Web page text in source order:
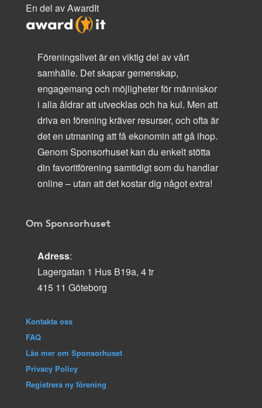
En del av AwardIt
Föreningslivet är en viktig del av vårt
samhälle. Det skapar gemenskap,
engagemang och möjligheter för människor
i alla åldrar att utvecklas och ha kul. Men att
driva en förening kräver resurser, och ofta är
det en utmaning att få ekonomin att gå ihop.
Genom Sponsorhuset kan du enkelt stötta
din favoritförening samtidigt som du handlar
online – utan att det kostar dig något extra!
Om Sponsorhuset
Adress:
Lagergatan 1 Hus B19a, 4 tr
415 11 Göteborg
Kontakta oss
FAQ
Läs mer om Sponsorhuset
Privacy Policy
Registrera ny förening